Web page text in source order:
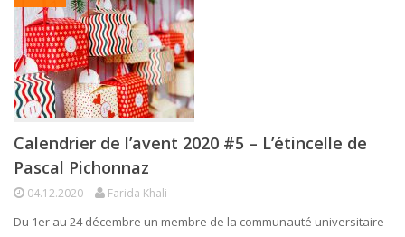
Calendrier de l’avent 2020 #5 – L’étincelle de
Pascal Pichonnaz
04.12.2020 Farida Khali
Du 1er au 24 décembre un membre de la communauté universitaire